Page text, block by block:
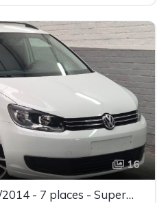
16
Vw Touran 1.2TSi 11/2014 - 7 places - Superbe état - Garantie